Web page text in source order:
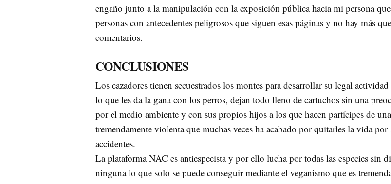
engaño junto a la manipulación con la exposición pública hacia mi persona
personas con antecedentes peligrosos que siguen esas páginas y no hay más
comentarios.
CONCLUSIONES
Los cazadores tienen secuestrados los montes para desarrollar su legal
lo que les da la gana con los perros, dejan todo lleno de cartuchos sin una
por el medio ambiente y con sus propios hijos a los que hacen partícipes de
tremendamente violenta que muchas veces ha acabado por quitarles la vida por
accidentes.
La plataforma NAC es antiespecista y por ello lucha por todas las especies sin
ninguna lo que solo se puede conseguir mediante el veganismo que es